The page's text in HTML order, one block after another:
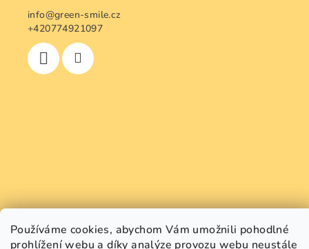
Používáme cookies, abychom Vám umožnili pohodlné
prohlížení webu a díky analýze provozu webu neustále
info@green-smile.cz
+420774921097